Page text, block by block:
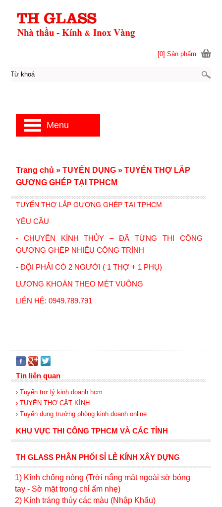
TUYỂN THỢ LẮP GƯƠNG GHÉP TẠI TPHCM
YÊU CẦU
- CHUYÊN KÍNH THỦY – ĐÃ TỪNG THI CÔNG
GƯƠNG GHÉP NHIỀU CÔNG TRÌNH
- ĐỘI PHẢI CÓ 2 NGƯỜI ( 1 THỢ + 1 PHỤ)
LƯƠNG KHOÁN THEO MÉT VUÔNG
LIÊN HỆ: 0949.789.791
Tin liên quan
› Tuyển trợ lý kinh doanh hcm
› TUYỂN THỢ CẮT KÍNH
› Tuyển dụng trưởng phòng kinh doanh online
Trang chủ » TUYỂN DỤNG » TUYỂN THỢ LẮP
GƯƠNG GHÉP TẠI TPHCM
KHU VỰC THI CÔNG TPHCM VÀ CÁC TỈNH
TH GLASS PHÂN PHỐI SỈ LẺ KÍNH XÂY DỰNG
1) Kính chống nóng (Trời nắng mặt ngoài sờ bỏng
tay - Sờ mặt trong chỉ ấm nhẹ)
2) Kính tráng thủy các màu (Nhập Khẩu)
[0] Sản phẩm
Menu